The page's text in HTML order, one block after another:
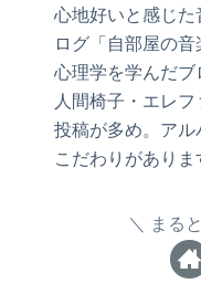
心地好いと感じ
ログ「自部屋の
心理学を学んだブ
人間椅子・エレ
投稿が多め。ア
こだわりがありま
まる